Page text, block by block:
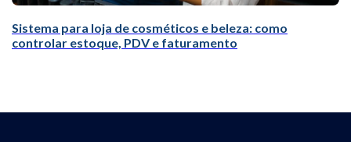
Sistema para loja de cosméticos e beleza: como
controlar estoque, PDV e faturamento